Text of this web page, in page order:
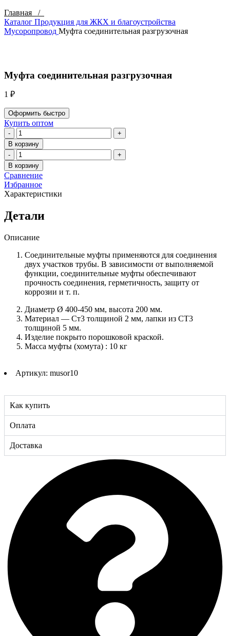
Главная /
Каталог Продукция для ЖКХ и благоустройства
Мусоропровод Муфта соединительная разгрузочная
Муфта соединительная разгрузочная
1 ₽
Оформить быстро
Купить оптом
Количество
товара
Муфта
соединительная
разгрузочная
В корзину
Количество
товара
Муфта
соединительная
разгрузочная
В корзину
Сравнение
Избранное
Характеристики
Детали
Описание
Соединительные муфты применяются для соединения
двух участков трубы. В зависимости от выполняемой
функции, соединительные муфты обеспечивают
прочность соединения, герметичность, защиту от
коррозии и т. п.
Диаметр Ø 400-450 мм, высота 200 мм.
Материал — Ст3 толщиной 2 мм, лапки из СТ3
толщиной 5 мм.
Изделие покрыто порошковой краской.
Масса муфты (хомута) : 10 кг
Артикул: musor10
Как купить
Оплата
Доставка